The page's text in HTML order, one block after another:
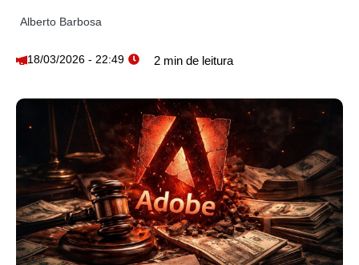
Alberto Barbosa
18/03/2026 - 22:49